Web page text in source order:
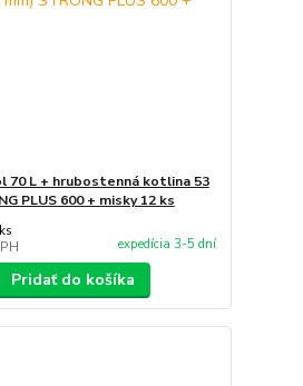
70 L + hrubostenná kotlina 53
PLUS 600 + misky 12 ks
expedícia 3-5 dní
Pridať do košíka